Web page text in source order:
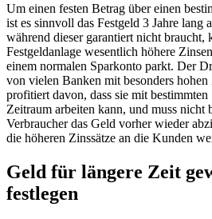
Um einen festen Betrag über einen
ist es sinnvoll das Festgeld 3 Jahre lang
während dieser garantiert nicht braucht,
Festgeldanlage wesentlich höhere
einem normalen Sparkonto parkt. Der
von vielen Banken mit besonders
profitiert davon, dass sie mit bestimmten
Zeitraum arbeiten kann, und muss nicht
Verbraucher das Geld vorher wieder
die höheren Zinssätze an die Kunden
Geld für längere Zeit
festlegen